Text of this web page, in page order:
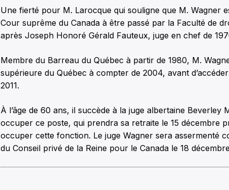
Une fierté pour M. Larocque qui souligne que M. Wagner
Cour suprême du Canada à être passé par la Faculté de
après Joseph Honoré Gérald Fauteux, juge en chef de
Membre du Barreau du Québec à partir de 1980, M.
supérieure du Québec à compter de 2004, avant
2011.
À l’âge de 60 ans, il succède à la juge albertaine Beverley
occuper ce poste, qui prendra sa retraite le 15 décembre
occuper cette fonction. Le juge Wagner sera assermenté
du Conseil privé de la Reine pour le Canada le 18